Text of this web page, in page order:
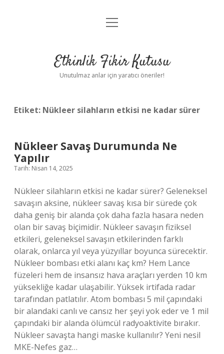
Anasayfa
Yasal Uyarı
menüyü
Etkinlik Fikir Kutusu
Unutulmaz anlar için yaratıcı öneriler!
Etiket: Nükleer silahların etkisi ne kadar sürer
Nükleer Savaş Durumunda Ne
Yapılır
Tarih: Nisan 14, 2025
Nükleer silahların etkisi ne kadar sürer? Geleneksel
savaşın aksine, nükleer savaş kısa bir sürede çok
daha geniş bir alanda çok daha fazla hasara neden
olan bir savaş biçimidir. Nükleer savaşın fiziksel
etkileri, geleneksel savaşın etkilerinden farklı
olarak, onlarca yıl veya yüzyıllar boyunca sürecektir.
Nükleer bombası etki alanı kaç km? Hem Lance
füzeleri hem de insansız hava araçları yerden 10 km
yüksekliğe kadar ulaşabilir. Yüksek irtifada radar
tarafından patlatılır. Atom bombası 5 mil çapındaki
bir alandaki canlı ve cansız her şeyi yok eder ve 1 mil
çapındaki bir alanda ölümcül radyoaktivite bırakır.
Nükleer savaşta hangi maske kullanılır? Yeni nesil
MKE-Nefes gaz…